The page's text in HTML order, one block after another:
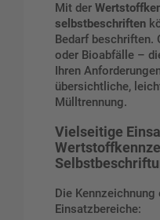
Mit der
selbstbeschriften
Bedarf beschriften.
oder Bioabfälle –
Ihren
übersichtliche,
Mülltrennung.
Vielseitige
Die
Einsatzbereiche: